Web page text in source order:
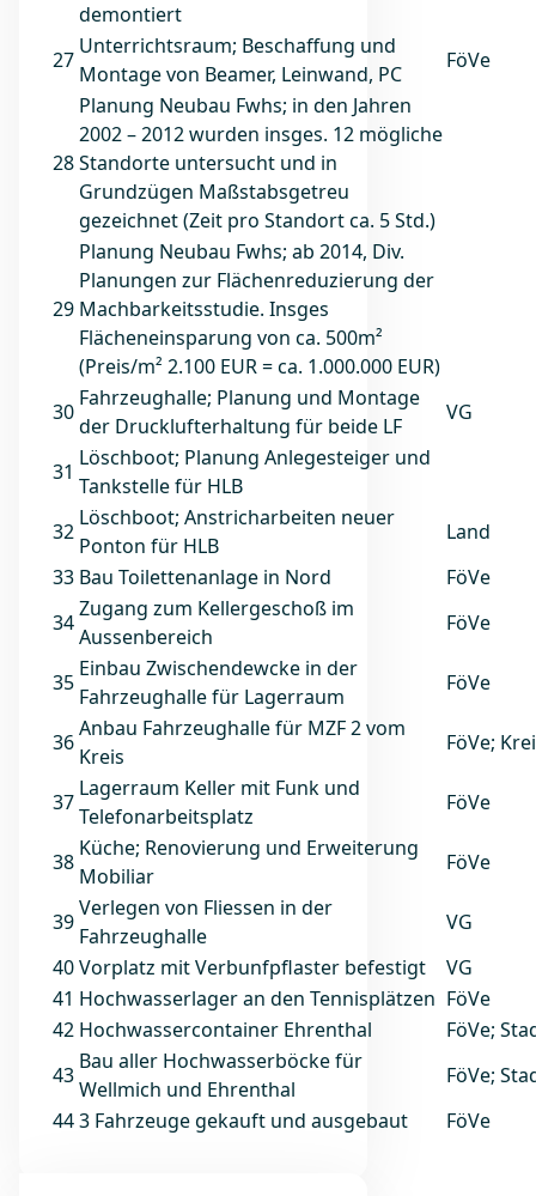
demontiert
27
Unterrichtsraum; Beschaffung und
Montage von Beamer, Leinwand, PC
FöVe
28
Planung Neubau Fwhs; in den Jahren
2002 – 2012 wurden insges. 12 mögliche
Standorte untersucht und in
Grundzügen Maßstabsgetreu
gezeichnet (Zeit pro Standort ca. 5 Std.)
29
Planung Neubau Fwhs; ab 2014, Div.
Planungen zur Flächenreduzierung der
Machbarkeitsstudie. Insges
Flächeneinsparung von ca. 500m²
(Preis/m² 2.100 EUR = ca. 1.000.000 EUR)
30
Fahrzeughalle; Planung und Montage
der Drucklufterhaltung für beide LF
VG
31
Löschboot; Planung Anlegesteiger und
Tankstelle für HLB
32
Löschboot; Anstricharbeiten neuer
Ponton für HLB
Land
33 Bau Toilettenanlage in Nord
FöVe
34
Zugang zum Kellergeschoß im
Aussenbereich
FöVe
35
Einbau Zwischendewcke in der
Fahrzeughalle für Lagerraum
FöVe
36
Anbau Fahrzeughalle für MZF 2 vom
Kreis
FöVe;
37
Lagerraum Keller mit Funk und
Telefonarbeitsplatz
FöVe
38
Küche; Renovierung und Erweiterung
Mobiliar
FöVe
39
Verlegen von Fliessen in der
Fahrzeughalle
VG
40Vorplatz mit Verbunfpflaster befestigt
VG
41 Hochwasserlager an den Tennisplätzen FöVe
42 Hochwassercontainer Ehrenthal
FöVe;
43
Bau aller Hochwasserböcke für
Wellmich und Ehrenthal
FöVe;
443 Fahrzeuge gekauft und ausgebaut FöVe